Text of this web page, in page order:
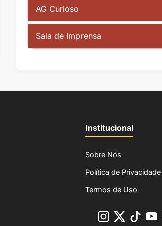
AG Curioso
Sala de Imprensa
Institucional
Sobre Nós
Política de Privacidade
Termos de Uso